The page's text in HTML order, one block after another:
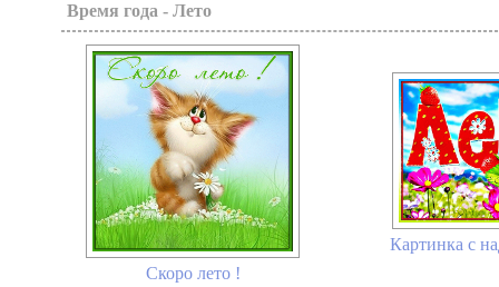
Время года - Лето
Скоро лето !
Картинка с